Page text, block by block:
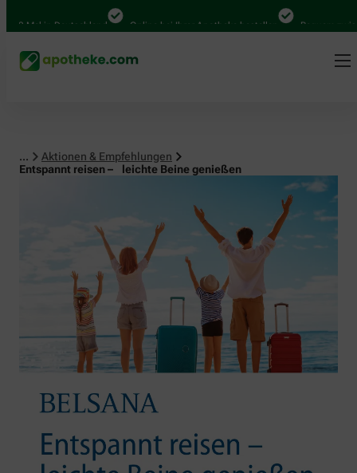
in Deutschland Online bei Ihrer Apotheke bestellen Bequem zwischen
...
Aktionen & Empfehlungen
Entspannt reisen – leichte Beine genießen